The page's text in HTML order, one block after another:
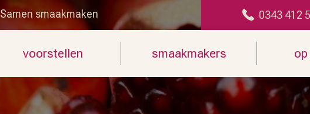
Samen smaakmaken 0343 412
voorstellen smaakmakers